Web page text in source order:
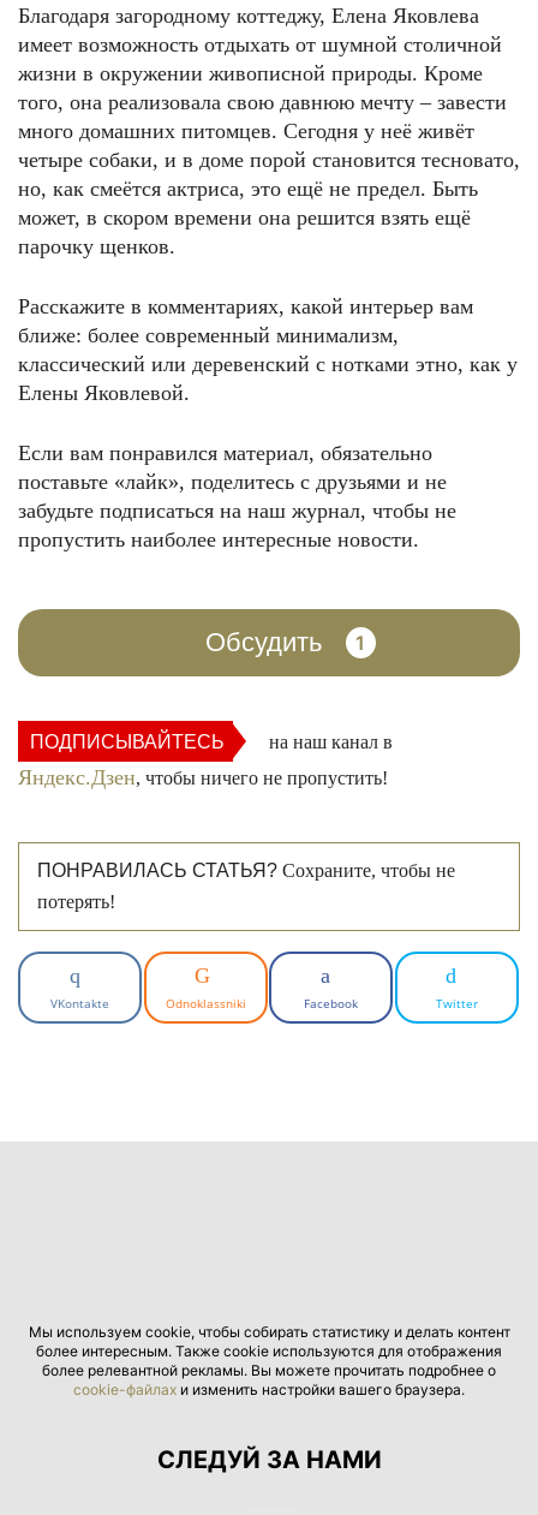
Благодаря загородному коттеджу, Елена Яковлева
имеет возможность отдыхать от шумной столичной
жизни в окружении живописной природы. Кроме
того, она реализовала свою давнюю мечту – завести
много домашних питомцев. Сегодня у неё живёт
четыре собаки, и в доме порой становится тесновато,
но, как смеётся актриса, это ещё не предел. Быть
может, в скором времени она решится взять ещё
парочку щенков.
Расскажите в комментариях, какой интерьер вам
ближе: более современный минимализм,
классический или деревенский с нотками этно, как у
Елены Яковлевой.
Если вам понравился материал, обязательно
поставьте «лайк», поделитесь с друзьями и не
забудьте подписаться на наш журнал, чтобы не
пропустить наиболее интересные новости.
Обсудить 1
ПОДПИСЫВАЙТЕСЬ на наш канал в
Яндекс.Дзен, чтобы ничего не пропустить!
ПОНРАВИЛАСЬ СТАТЬЯ? Сохраните, чтобы не
потерять!
VKontakte Odnoklassniki Facebook Twitter
Мы используем cookie, чтобы собирать статистику и делать контент
более интересным. Также cookie используются для отображения
более релевантной рекламы. Вы можете прочитать подробнее о
cookie-файлах и изменить настройки вашего браузера.
СЛЕДУЙ ЗА НАМИ